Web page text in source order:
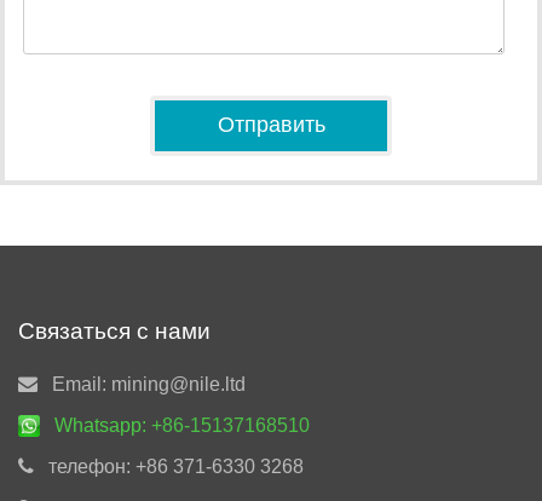
Связаться с нами
Email: mining@nile.ltd
Whatsapp: +86-15137168510
телефон: +86 371-6330 3268